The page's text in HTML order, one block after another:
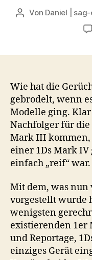
Beitragsautor
Von Daniel |
Wie hat die
gebrodelt, wenn
Modelle ging.
Nachfolger für die
Mark III
einer 1Ds Mark IV
einfach „reif“ war.
Mit dem, was nun
vorgestellt wurde
wenigsten
existierenden 1er
und Reportage,
einziges Gerät